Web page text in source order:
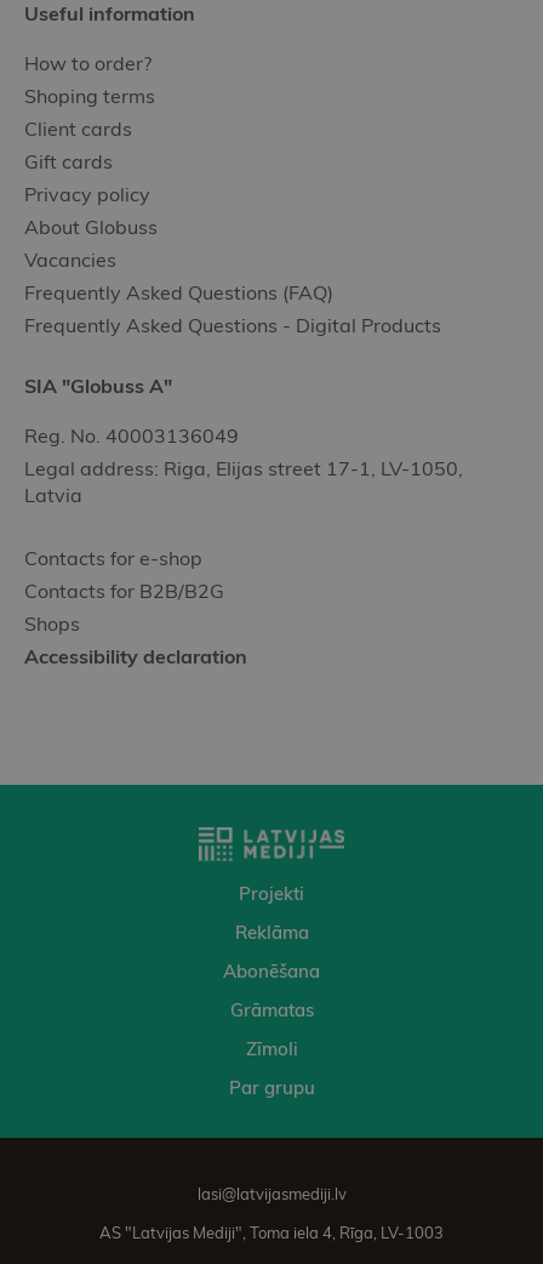
Useful information
How to order?
Shoping terms
Client cards
Gift cards
Privacy policy
About Globuss
Vacancies
Frequently Asked Questions (FAQ)
Frequently Asked Questions - Digital Products
SIA "Globuss A"
Reg. No. 40003136049
Legal address: Riga, Elijas street 17-1, LV-1050,
Latvia
Contacts for e-shop
Contacts for B2B/B2G
Shops
Accessibility declaration
Projekti
Reklāma
Abonēšana
Grāmatas
Zīmoli
Par grupu
lasi@latvijasmediji.lv
AS "Latvijas Mediji", Toma iela 4, Rīga, LV-1003